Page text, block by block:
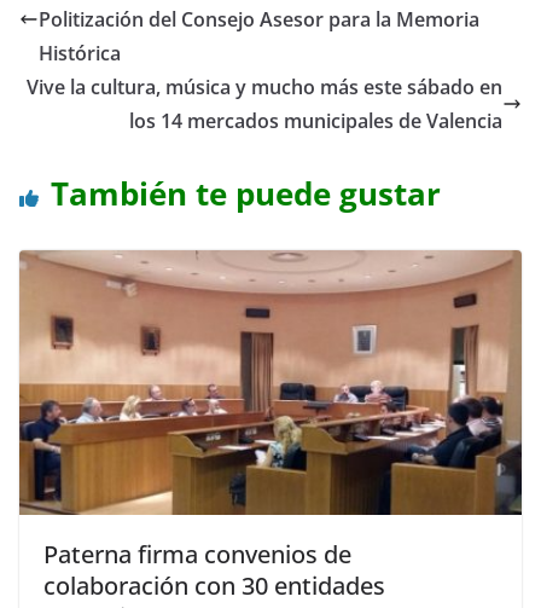
Politización del Consejo Asesor para la Memoria
Histórica
Vive la cultura, música y mucho más este sábado en
los 14 mercados municipales de Valencia
También te puede gustar
Paterna firma convenios de
colaboración con 30 entidades